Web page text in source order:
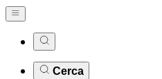
Cerca